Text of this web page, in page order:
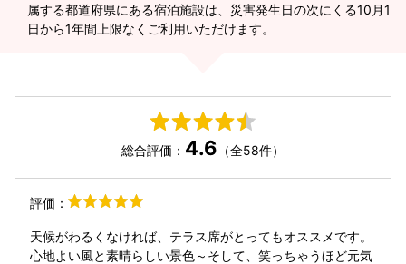
属する都道府県にある宿泊施設は、災害発生日の次にくる10月1
日から1年間上限なくご利用いただけます。
総合評価： 4.6 （全58件）
評価：
天候がわるくなければ、テラス席がとってもオススメです。
心地よい風と素晴らしい景色～そして、笑っちゃうほど元気